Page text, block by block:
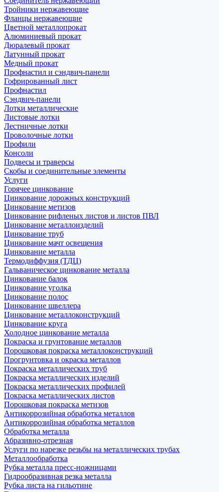
Тройники нержавеющие
Фланцы нержавеющие
Цветной металлопрокат
Алюминиевый прокат
Дюралевый прокат
Латунный прокат
Медный прокат
Профнастил и сэндвич-панели
Гофрированный лист
Профнастил
Сэндвич-панели
Лотки металлические
Листовые лотки
Лестничные лотки
Проволочные лотки
Профили
Консоли
Подвесы и траверсы
Скобы и соединительные элементы
Услуги
Горячее цинкование
Цинкование дорожных конструкций
Цинкование метизов
Цинкование рифленых листов и листов ПВЛ
Цинкование металлоизделий
Цинкование труб
Цинкование мачт освещения
Цинкование металла
Термодиффузия (ТДЦ)
Гальваническое цинкование металла
Цинкование балок
Цинкование уголка
Цинкование полос
Цинкование швеллера
Цинкование металлоконструкций
Цинкование круга
Холодное цинкование металла
Покраска и грунтование металлов
Порошковая покраска металлоконструкций
Прогрунтовка и окраска металлов
Покраска металлических труб
Покраска металлических изделий
Покраска металлических профилей
Покраска металлических листов
Порошковая покраска метизов
Антикоррозийная обработка металлов
Антикоррозийная обработка металлов
Обработка металла
Абразивно-отрезная
Услуги по нарезке резьбы на металлических трубах
Металлообработка
Рубка металла пресс-ножницами
Гидрообразивная резка металла
Рубка листа на гильотине